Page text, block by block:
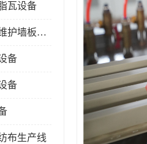
瓦设备
PVC竹木纤维护墙板设备
备
备
布生产线